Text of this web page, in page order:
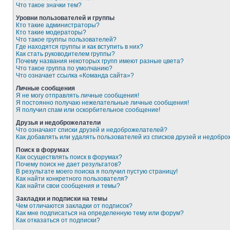
Что такое значки тем?
Уровни пользователей и группы
Кто такие администраторы?
Кто такие модераторы?
Что такое группы пользователей?
Где находятся группы и как вступить в них?
Как стать руководителем группы?
Почему названия некоторых групп имеют разные цвета?
Что такое группа по умолчанию?
Что означает ссылка «Команда сайта»?
Личные сообщения
Я не могу отправлять личные сообщения!
Я постоянно получаю нежелательные личные сообщения!
Я получил спам или оскорбительное сообщение!
Друзья и недоброжелатели
Что означают списки друзей и недоброжелателей?
Как добавлять или удалять пользователей из списков друзей и
Поиск в форумах
Как осуществлять поиск в форумах?
Почему поиск не дает результатов?
В результате моего поиска я получил пустую страницу!
Как найти конкретного пользователя?
Как найти свои сообщения и темы?
Закладки и подписки на темы
Чем отличаются закладки от подписок?
Как мне подписаться на определенную тему или форум?
Как отказаться от подписки?